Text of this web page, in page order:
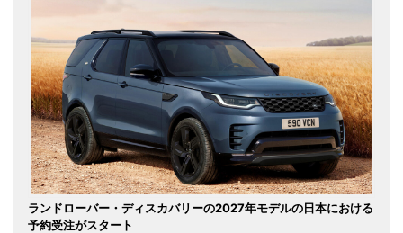
ランドローバー・ディスカバリーの2027年モデルの日本における
予約受注がスタート